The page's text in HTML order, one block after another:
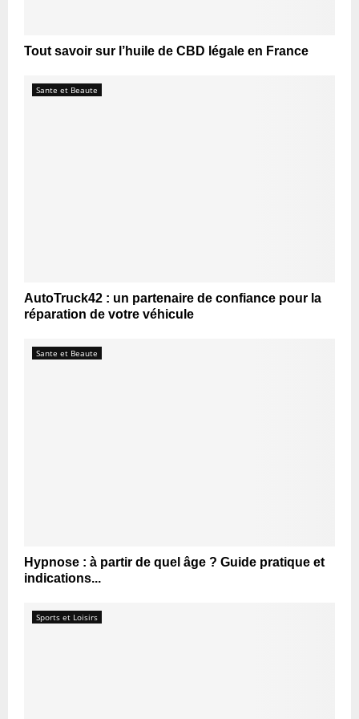
Tout savoir sur l’huile de CBD légale en France
Sante et Beaute
AutoTruck42 : un partenaire de confiance pour la
réparation de votre véhicule
Sante et Beaute
Hypnose : à partir de quel âge ? Guide pratique et
indications...
Sports et Loisirs